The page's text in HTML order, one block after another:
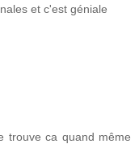
et c'est géniale
trouve ca quand même